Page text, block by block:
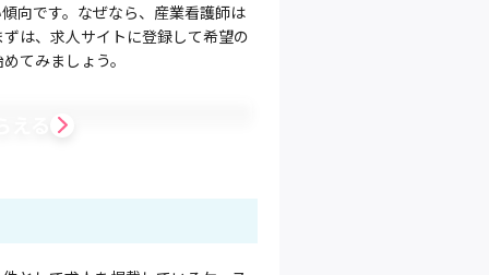
向です。なぜなら、産業看護師は
は、求人サイトに登録して希望の
てみましょう。